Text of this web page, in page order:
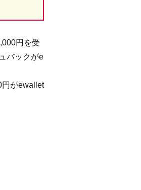
円を受
バックがe
円がewallet